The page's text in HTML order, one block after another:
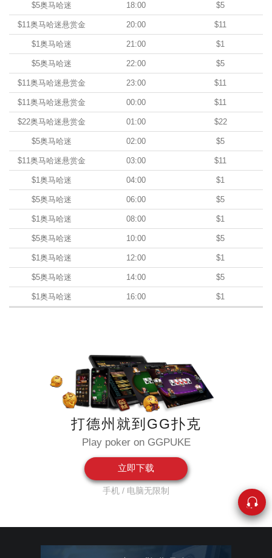
$5奥马哈迷 18:00 $5
$11奥马哈迷悬赏金 20:00 $11
$1奥马哈迷 21:00 $1
$5奥马哈迷 22:00 $5
$11奥马哈迷悬赏金 23:00 $11
$11奥马哈迷悬赏金 00:00 $11
$22奥马哈迷悬赏金 01:00 $22
$5奥马哈迷 02:00 $5
$11奥马哈迷悬赏金 03:00 $11
$1奥马哈迷 04:00 $1
$5奥马哈迷 06:00 $5
$1奥马哈迷 08:00 $1
$5奥马哈迷 10:00 $5
$1奥马哈迷 12:00 $1
$5奥马哈迷 14:00 $5
$1奥马哈迷 16:00 $1
打德州就到GG扑克
Play poker on GGPUKE
立即下载
手机 / 电脑无限制